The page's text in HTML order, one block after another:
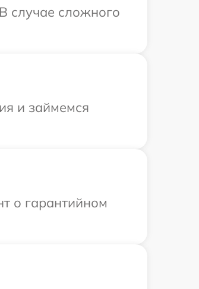
случае сложного
и займемся
о гарантийном